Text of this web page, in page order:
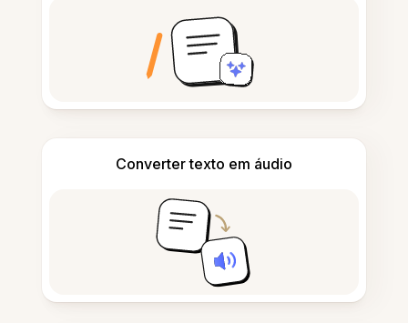
Converter texto em áudio